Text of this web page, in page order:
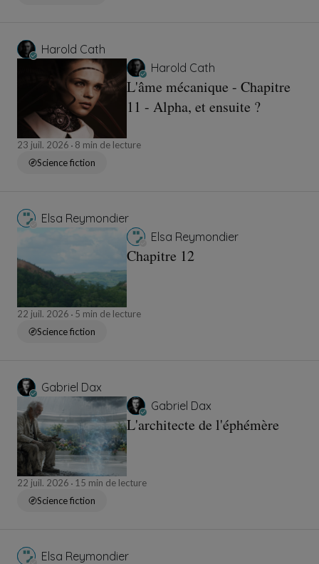
Harold Cath
Harold Cath
L'âme mécanique - Chapitre
11 - Alpha, et ensuite ?
23 juil. 2026
8 min de lecture
Science fiction
Elsa Reymondier
Elsa Reymondier
Chapitre 12
22 juil. 2026
5 min de lecture
Science fiction
Gabriel Dax
Gabriel Dax
L'architecte de l'éphémère
22 juil. 2026
15 min de lecture
Science fiction
Elsa Reymondier